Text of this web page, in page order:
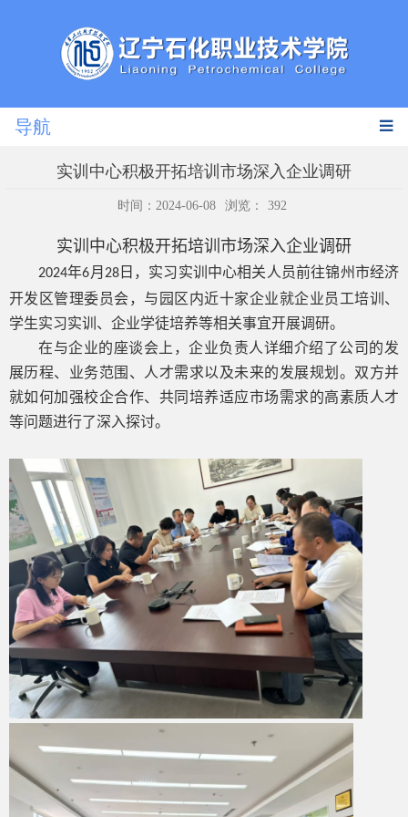
导航
实训中心积极开拓培训市场深入企业调研
时间：2024-06-08 浏览： 392
实训中心积极开拓培训市场深入企业调研
2024年6月 28日，实习实训中心相关人员前往锦州市经济
开发区管理委员会，与园区内近十家企业就企业员工培训、
学生实习实训、企业学徒培养等相关事宜开展调研。
在与企业的座谈会上，企业负责人详细介绍了公司的发
展历程、业务范围、人才需求以及未来的发展规划。双方并
就如何加强校企合作、共同培养适应市场需求的高素质人才
等问题进行了深入探讨。